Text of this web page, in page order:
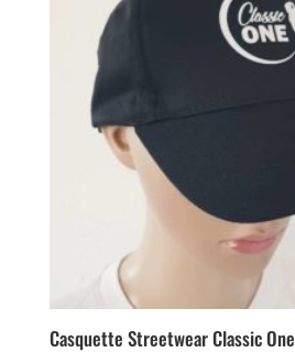
Casquette Streetwear Classic One